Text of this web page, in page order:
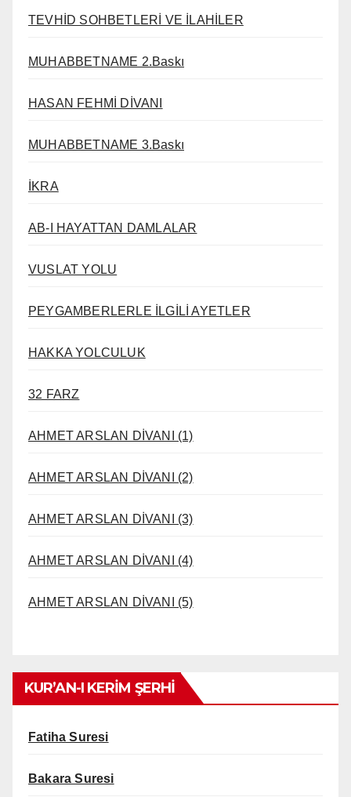
TEVHİD SOHBETLERİ VE İLAHİLER
MUHABBETNAME 2.Baskı
HASAN FEHMİ DİVANI
MUHABBETNAME 3.Baskı
İKRA
AB-I HAYATTAN DAMLALAR
VUSLAT YOLU
PEYGAMBERLERLE İLGİLİ AYETLER
HAKKA YOLCULUK
32 FARZ
AHMET ARSLAN DİVANI (1)
AHMET ARSLAN DİVANI (2)
AHMET ARSLAN DİVANI (3)
AHMET ARSLAN DİVANI (4)
AHMET ARSLAN DİVANI (5)
KUR’AN-I KERİM ŞERHİ
Fatiha Suresi
Bakara Suresi